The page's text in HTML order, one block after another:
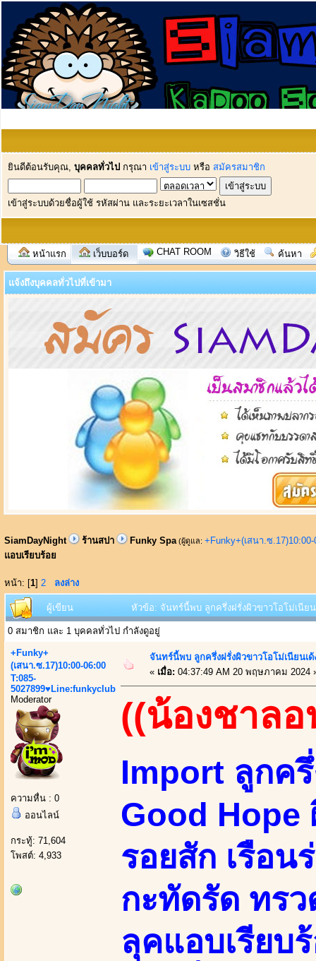
ยินดีต้อนรับคุณ, บุคคลทั่วไป กรุณา เข้าสู่ระบบ หรือ สมัครสมาชิก
เข้าสู่ระบบด้วยชื่อผู้ใช้ รหัสผ่าน และระยะเวลาในเซสชั่น
หน้าแรก เว็บบอร์ด CHAT ROOM วิธีใช้ ค้นหา
แจ้งถึงบุคคลทั่วไปที่เข้ามา
SiamDayNight ร้านสปา Funky Spa (ผู้ดูแล: +Funky+(เสนา.ซ
แอบเรียบร้อย
หน้า: [1] 2 ลงล่าง
ผู้เขียน หัวข้อ: จันทร์นี้พบ ลูกครึ่งฝรั่งผิวขาวโอโม่เนีย
0 สมาชิก และ 1 บุคคลทั่วไป กำลังดูอยู่
+Funky+
(เสนา.ซ.17)10:00-06:00
T:085-
5027899♥Line:funkyclub
Moderator
ความหื่น : 0
ออนไลน์
กระทู้: 71,604
โพสต์: 4,933
จันทร์นี้พบ ลูกครึ่งฝรั่งผิวขาวโอโม่เนียนเ
« เมื่อ: 04:37:49 AM 20 พฤษภาคม 2024
((น้องชาลอ
Import ลูกค
Good Hope
รอยสัก เรือ
กะทัดรัด ทร
ลุคแอบเรียบ